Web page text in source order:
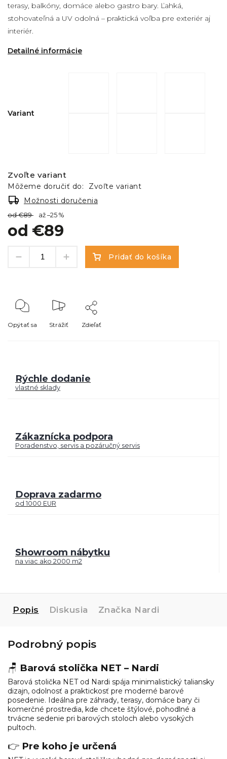
terasy, balkóny, domáce alebo gastro bary. Ľahká,
stohovateľná a UV odolná – praktická voľba pre exteriér aj
interiér.
Detailné informácie
Variant
od €89 až –25 %
od €89
Zvoľte variant
Môžeme doručiť do:
Zvoľte variant
Možnosti doručenia
Pridať do košíka
Opýtať sa Strážiť Zdieľať
Rýchle dodanie
vlastné sklady
Zákaznícka podpora
Poradenstvo, servis a pozáručný servis
Doprava zadarmo
od 1000 EUR
Showroom nábytku
na viac ako 2000 m2
Popis Diskusia Značka Nardi
Podrobný popis
🪑 Barová stolička NET – Nardi
Barová stolička NET od Nardi spája minimalistický taliansky
dizajn, odolnosť a praktickosť pre moderné barové
posedenie. Ideálna pre záhrady, terasy, domáce bary či
komerčné prostredia, kde chcete štýlové, pohodlné a
trvácne sedenie pri barových stoloch alebo vysokých
pultoch.
👉 Pre koho je určená